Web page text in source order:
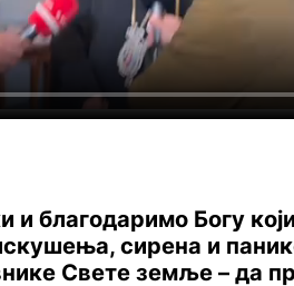
и благодаримо Богу
сирена и
Свете земље – да